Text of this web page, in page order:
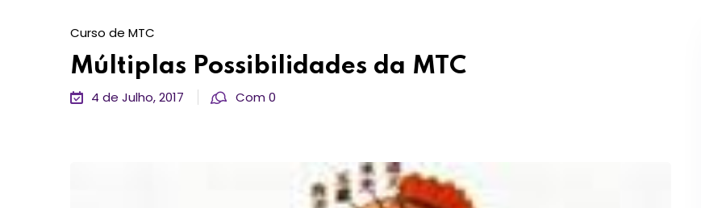
Curso de MTC
Múltiplas Possibilidades da MTC
4 de Julho, 2017 Com 0
Lembrar-me